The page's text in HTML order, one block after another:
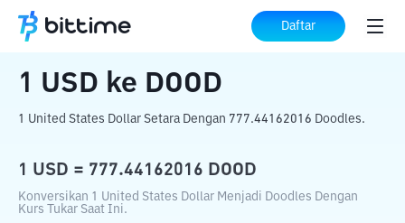
Daftar
Beranda Konverter Kripto ke DOOD
1 USD ke DOOD
1 United States Dollar Setara Dengan 777.44162016 Doodles.
1 USD = 777.44162016 DOOD
Konversikan 1 United States Dollar Menjadi Doodles Dengan
Kurs Tukar Saat Ini.